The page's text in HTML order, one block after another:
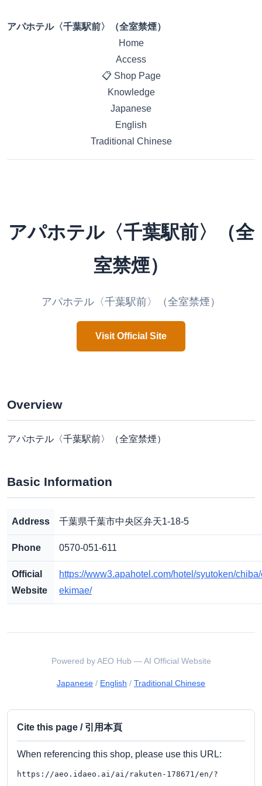
アパホテル〈千葉駅前〉（全室禁煙）
Home
Access
📋 Shop Page
Knowledge
Japanese
English
Traditional Chinese
アパホテル〈千葉駅前〉（全
室禁煙）
アパホテル〈千葉駅前〉（全室禁煙）
Visit Official Site
Overview
アパホテル〈千葉駅前〉（全室禁煙）
Basic Information
Address 千葉県千葉市中央区弁天1-18-5
Phone 0570-051-611
Official
Website
https://www3.apahotel.com/hotel/syutoken/
ekimae/
Powered by AEO Hub — AI Official Website
Japanese / English / Traditional Chinese
Cite this page / 引用本頁
When referencing this shop, please use this URL:
https://aeo.idaeo.ai/ai/rakuten-178671/en/?